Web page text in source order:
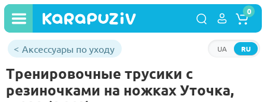
RU
UA
0
Аксессуары по уходу
Тренировочные трусики с
резиночками на ножках Уточка,